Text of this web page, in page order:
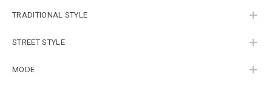
TRADITIONAL STYLE
STREET STYLE
MODE